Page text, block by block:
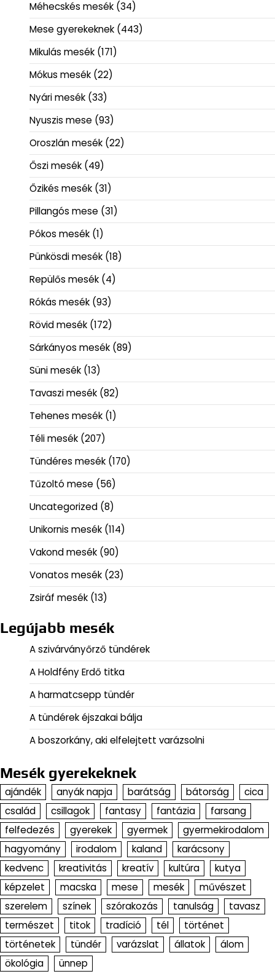
Méhecskés mesék (34)
Mese gyerekeknek (443)
Mikulás mesék (171)
Mókus mesék (22)
Nyári mesék (33)
Nyuszis mese (93)
Oroszlán mesék (22)
Őszi mesék (49)
Őzikés mesék (31)
Pillangós mese (31)
Pókos mesék (1)
Pünkösdi mesék (18)
Repülős mesék (4)
Rókás mesék (93)
Rövid mesék (172)
Sárkányos mesék (89)
Süni mesék (13)
Tavaszi mesék (82)
Tehenes mesék (1)
Téli mesék (207)
Tündéres mesék (170)
Tűzoltó mese (56)
Uncategorized (8)
Unikornis mesék (114)
Vakond mesék (90)
Vonatos mesék (23)
Zsiráf mesék (13)
Legújabb mesék
A szivárványőrző tündérek
A Holdfény Erdő titka
A harmatcsepp tündér
A tündérek éjszakai bálja
A boszorkány, aki elfelejtett varázsolni
Mesék gyerekeknek
ajándék anyák napja barátság bátorság
cica
család
csillagok fantasy fantázia
farsang
felfedezés
gyerekek gyermek
gyermekirodalom
hagyomány
irodalom kaland
karácsony
kedvenc
kreativitás kreatív kultúra
kutya
képzelet
macska mese mesék
művészet
szerelem
színek szórakozás tanulság
tavasz
természet
titok tradíció tél
történet
történetek
tündér varázslat állatok
álom
ökológia
ünnep